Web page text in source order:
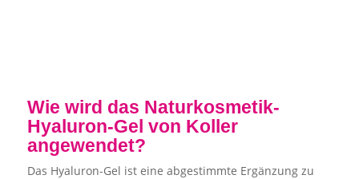
Wie wird das Naturkosmetik-
Hyaluron-Gel von Koller
angewendet?
Das Hyaluron-Gel ist eine abgestimmte Ergänzung zu